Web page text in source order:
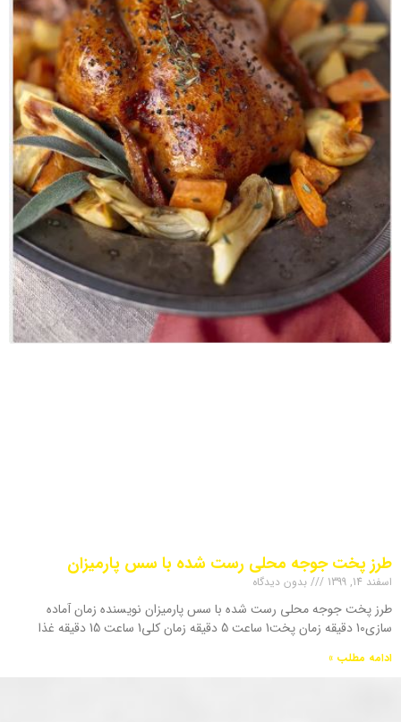
طرز پخت جوجه محلی رست شده با سس پارمیزان
اسفند 14, 1399 بدون دیدگاه
طرز پخت جوجه محلی رست شده با سس پارمیزان نویسنده زمان آماده
سازی10 دقیقه زمان پخت1 ساعت 5 دقیقه زمان کلی1 ساعت 15 دقیقه غذا
ادامه مطلب »